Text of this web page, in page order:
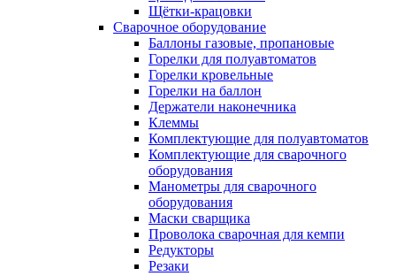
Щётки-крацовки
Сварочное оборудование
Баллоны газовые, пропановые
Горелки для полуавтоматов
Горелки кровельные
Горелки на баллон
Держатели наконечника
Клеммы
Комплектующие для полуавтоматов
Комплектующие для сварочного
оборудования
Манометры для сварочного
оборудования
Маски сварщика
Проволока сварочная для кемпи
Редукторы
Резаки